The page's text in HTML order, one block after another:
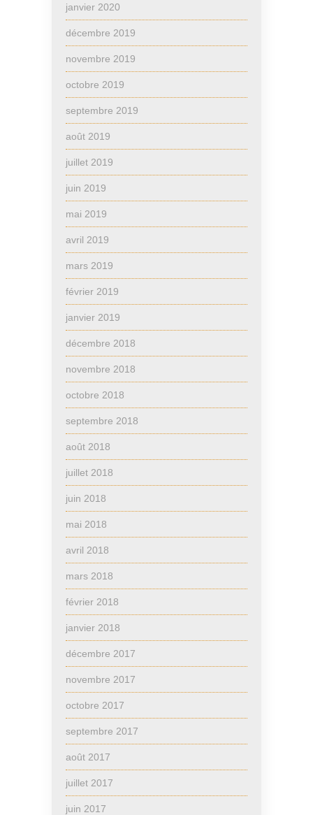
janvier 2020
décembre 2019
novembre 2019
octobre 2019
septembre 2019
août 2019
juillet 2019
juin 2019
mai 2019
avril 2019
mars 2019
février 2019
janvier 2019
décembre 2018
novembre 2018
octobre 2018
septembre 2018
août 2018
juillet 2018
juin 2018
mai 2018
avril 2018
mars 2018
février 2018
janvier 2018
décembre 2017
novembre 2017
octobre 2017
septembre 2017
août 2017
juillet 2017
juin 2017